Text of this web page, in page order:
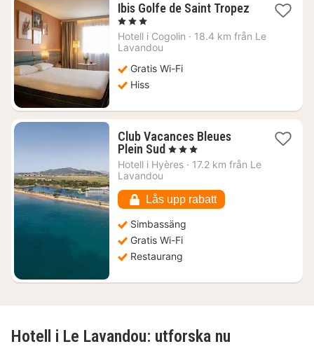
Ibis Golfe de Saint Tropez
1
natt
från
kr.
, 3 Stjärnor
Hotell i Cogolin · 18.4 km från Le
Lavandou
Gratis Wi-Fi
Hiss
Club Vacances Bleues
Plein Sud 1
natt
kr.
, 3 Stjärnor
Hotell i Hyères · 17.2 km från Le
Lavandou
Lås upp rabatt
Simbassäng
Gratis Wi-Fi
Restaurang
Hotell i Le Lavandou: utforska nu